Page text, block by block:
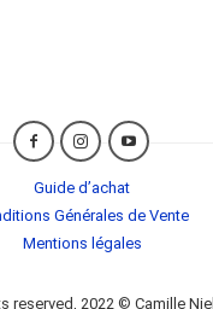
Guide d’achat
Générales de Vente
Mentions légales
reserved, 2022 © Camille Niel